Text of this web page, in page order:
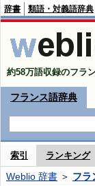
辞書 類語・対義語辞典
約58万語収録のフラ
フランス語辞典
索引 ランキング
Weblio 辞書 ＞ フラ